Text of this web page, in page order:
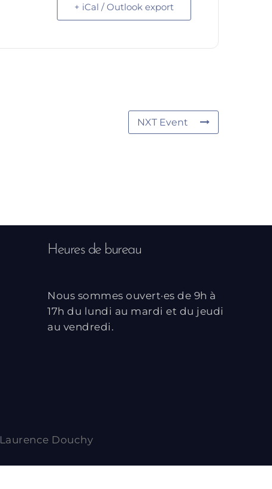
+ iCal / Outlook export
NXT Event
Heures de bureau
Nous sommes ouvert·es de 9h à
17h du lundi au mardi et du jeudi
au vendredi.
Laurence Douchy